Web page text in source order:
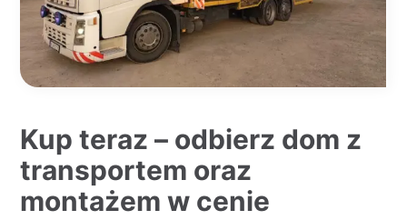
Kup teraz – odbierz dom z
transportem oraz
montażem w cenie